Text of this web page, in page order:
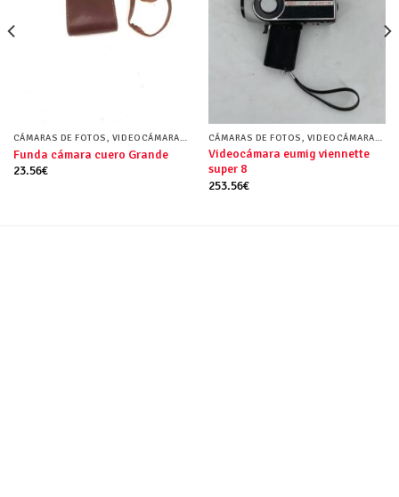
CÁMARAS DE FOTOS, VIDEOCÁMARAS Y FUNDAS
Funda cámara cuero Grande
23.56€
CÁMARAS DE FOTOS, VIDEOCÁMARAS Y FUNDAS
Videocámara eumig viennette
super 8
253.56€